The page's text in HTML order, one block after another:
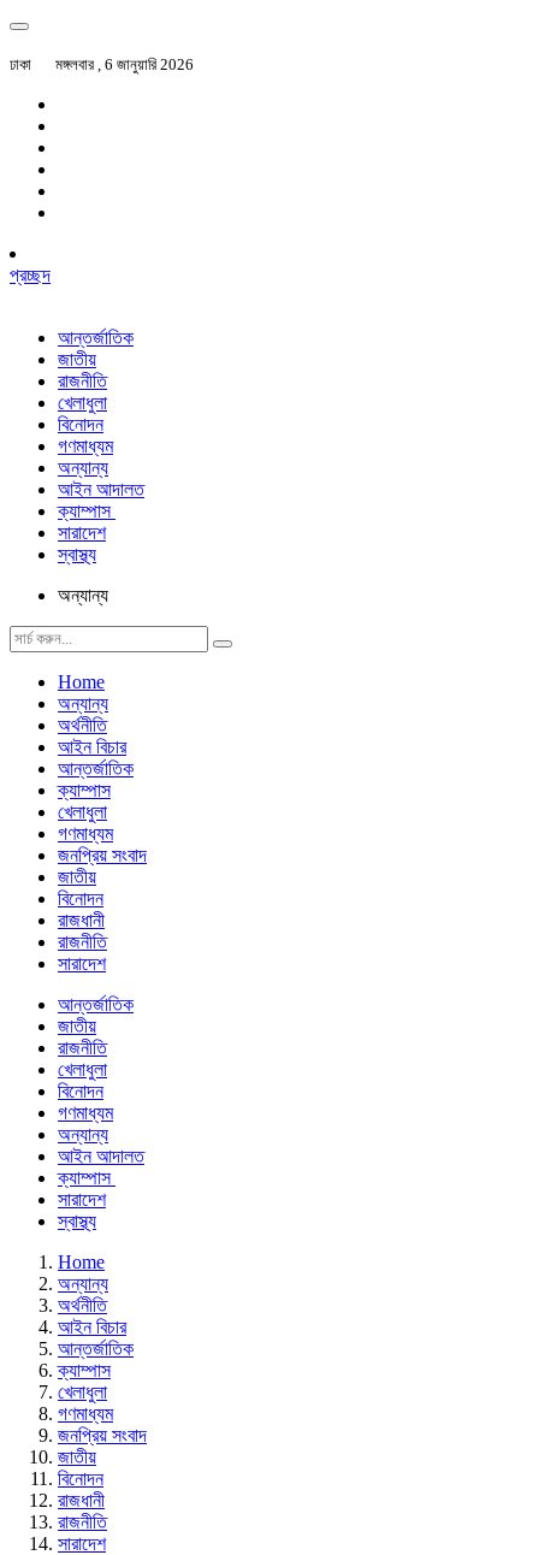
ঢাকা মঙ্গলবার , 6 জানুয়ারি 2026
প্রচ্ছদ
আন্তর্জাতিক
জাতীয়
রাজনীতি
খেলাধুলা
বিনোদন
গণমাধ্যম
অন্যান্য
আইন আদালত
ক্যাম্পাস
সারাদেশ
স্বাস্থ্য
অন্যান্য
Home
অন্যান্য
অর্থনীতি
আইন বিচার
আন্তর্জাতিক
ক্যাম্পাস
খেলাধুলা
গণমাধ্যম
জনপ্রিয় সংবাদ
জাতীয়
বিনোদন
রাজধানী
রাজনীতি
সারাদেশ
আন্তর্জাতিক
জাতীয়
রাজনীতি
খেলাধুলা
বিনোদন
গণমাধ্যম
অন্যান্য
আইন আদালত
ক্যাম্পাস
সারাদেশ
স্বাস্থ্য
Home
অন্যান্য
অর্থনীতি
আইন বিচার
আন্তর্জাতিক
ক্যাম্পাস
খেলাধুলা
গণমাধ্যম
জনপ্রিয় সংবাদ
জাতীয়
বিনোদন
রাজধানী
রাজনীতি
সারাদেশ